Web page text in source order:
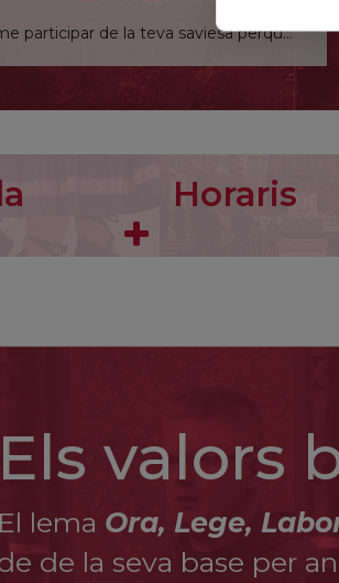
participar de la teva saviesa perquè
Horaris
Els valors
El lema Ora, Lege,
de la seva base per